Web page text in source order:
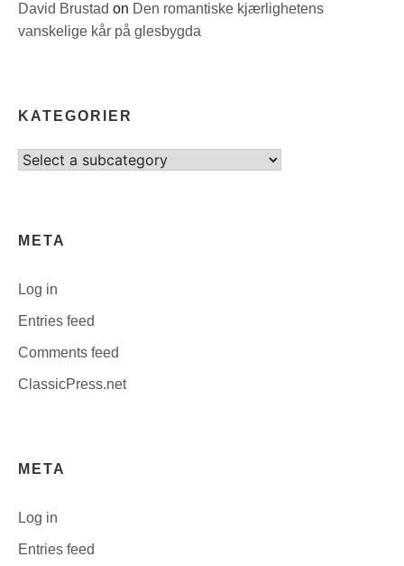
David Brustad on Den romantiske kjærlighetens
vanskelige kår på glesbygda
KATEGORIER
Select
META
Log in
Entries feed
Comments feed
ClassicPress.net
META
Log in
Entries feed